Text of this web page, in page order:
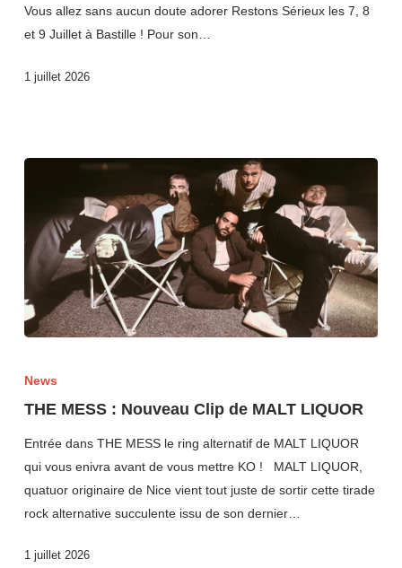
Vous allez sans aucun doute adorer Restons Sérieux les 7, 8
et 9 Juillet à Bastille ! Pour son…
1 juillet 2026
News
THE MESS : Nouveau Clip de MALT LIQUOR
Entrée dans THE MESS le ring alternatif de MALT LIQUOR
qui vous enivra avant de vous mettre KO ! MALT LIQUOR,
quatuor originaire de Nice vient tout juste de sortir cette tirade
rock alternative succulente issu de son dernier…
1 juillet 2026